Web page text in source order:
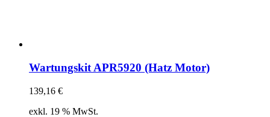
Wartungskit APR5920 (Hatz Motor)
139,16 €
exkl. 19 % MwSt.